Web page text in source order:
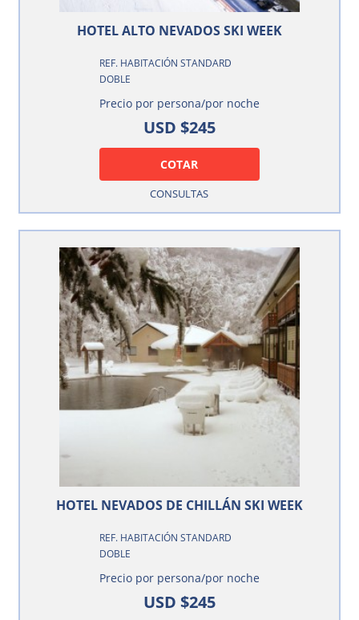
HOTEL ALTO NEVADOS SKI WEEK
REF. HABITACIÓN STANDARD
DOBLE
Precio por persona/por noche
USD $245
COTAR
CONSULTAS
HOTEL NEVADOS DE CHILLÁN SKI WEEK
REF. HABITACIÓN STANDARD
DOBLE
Precio por persona/por noche
USD $245